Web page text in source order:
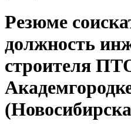
Резюме
должность
строителя